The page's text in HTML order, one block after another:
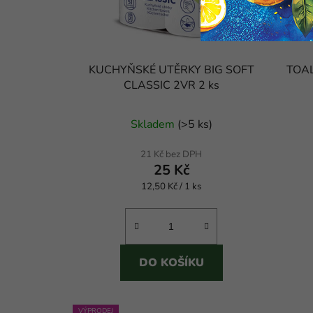
KUCHYŇSKÉ UTĚRKY BIG SOFT
CLASSIC 2VR 2 ks
Skladem (>5 ks)
21 Kč bez DPH
25 Kč
Měrná
12,50 Kč / 1 ks
DO KOŠÍKU
VÝPRODEJ